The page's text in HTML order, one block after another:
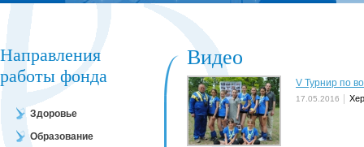
Направления
работы фонда
Здоровье
Образование
Видео
V Турнир по
17.05.2016